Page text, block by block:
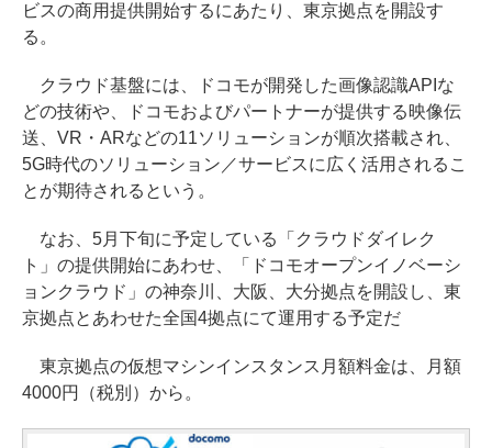
ビスの商用提供開始するにあたり、東京拠点を開設す
る。
クラウド基盤には、ドコモが開発した画像認識APIな
どの技術や、ドコモおよびパートナーが提供する映像伝
送、VR・ARなどの11ソリューションが順次搭載され、
5G時代のソリューション／サービスに広く活用されるこ
とが期待されるという。
なお、5月下旬に予定している「クラウドダイレク
ト」の提供開始にあわせ、「ドコモオープンイノベーシ
ョンクラウド」の神奈川、大阪、大分拠点を開設し、東
京拠点とあわせた全国4拠点にて運用する予定だ
東京拠点の仮想マシンインスタンス月額料金は、月額
4000円（税別）から。